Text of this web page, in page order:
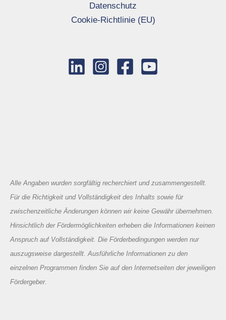
Datenschutz
Cookie-Richtlinie (EU)
Alle Angaben wurden sorgfältig recherchiert und zusammengestellt.
Für die Richtigkeit und Vollständigkeit des Inhalts sowie für
zwischenzeitliche Änderungen können wir keine Gewähr übernehmen.
Hinsichtlich der Fördermöglichkeiten erheben die Informationen keinen
Anspruch auf Vollständigkeit. Die Förderbedingungen werden nur
auszugsweise dargestellt. Ausführliche Informationen zu den
einzelnen Programmen finden Sie auf den Internetseiten der jeweiligen
Fördergeber.